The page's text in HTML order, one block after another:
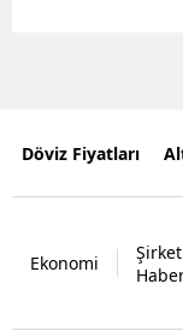
Döviz Fiyatları
Ekonomi
Şirket